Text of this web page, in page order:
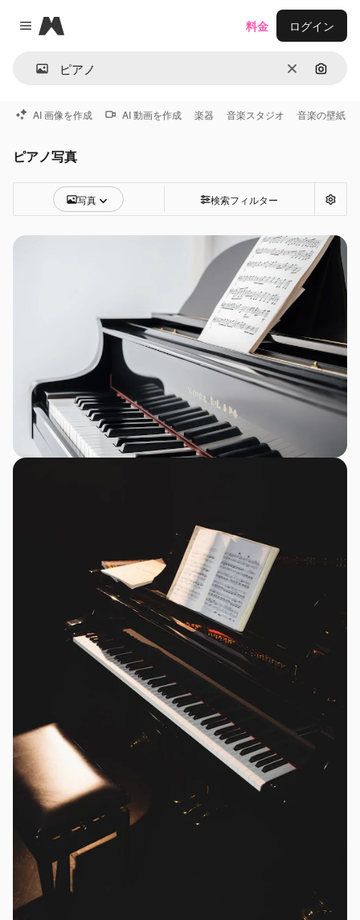
Close menu
Magnific
消去 画像で
料金 ログイン
AI 画像を作成 AI 動画を作成 楽器 音楽スタジオ 音楽の壁紙
ピアノ写真
写真 検索フィルター